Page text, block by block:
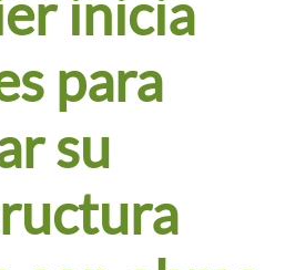
inicia
para
su